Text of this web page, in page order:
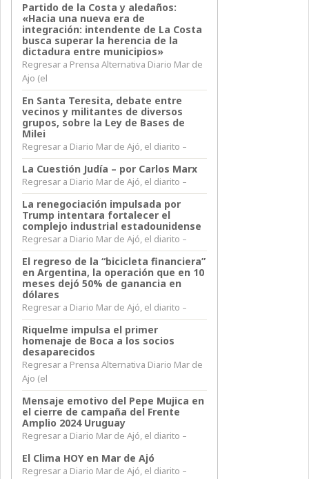
Partido de la Costa y aledaños:
«Hacia una nueva era de
integración: intendente de La Costa
busca superar la herencia de la
dictadura entre municipios»
Regresar a Prensa Alternativa Diario Mar de
Ajo (el
En Santa Teresita, debate entre
vecinos y militantes de diversos
grupos, sobre la Ley de Bases de
Milei
Regresar a Diario Mar de Ajó, el diarito –
La Cuestión Judía – por Carlos Marx
Regresar a Diario Mar de Ajó, el diarito –
La renegociación impulsada por
Trump intentara fortalecer el
complejo industrial estadounidense
Regresar a Diario Mar de Ajó, el diarito –
El regreso de la “bicicleta financiera”
en Argentina, la operación que en 10
meses dejó 50% de ganancia en
dólares
Regresar a Diario Mar de Ajó, el diarito –
Riquelme impulsa el primer
homenaje de Boca a los socios
desaparecidos
Regresar a Prensa Alternativa Diario Mar de
Ajo (el
Mensaje emotivo del Pepe Mujica en
el cierre de campaña del Frente
Amplio 2024 Uruguay
Regresar a Diario Mar de Ajó, el diarito –
El Clima HOY en Mar de Ajó
Regresar a Diario Mar de Ajó, el diarito –